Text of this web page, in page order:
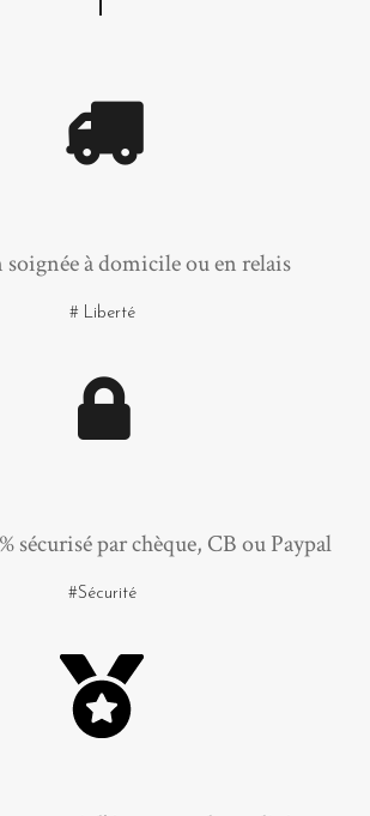
à domicile ou en relais
# Liberté
sécurisé par chèque, CB ou Paypal
#Sécurité